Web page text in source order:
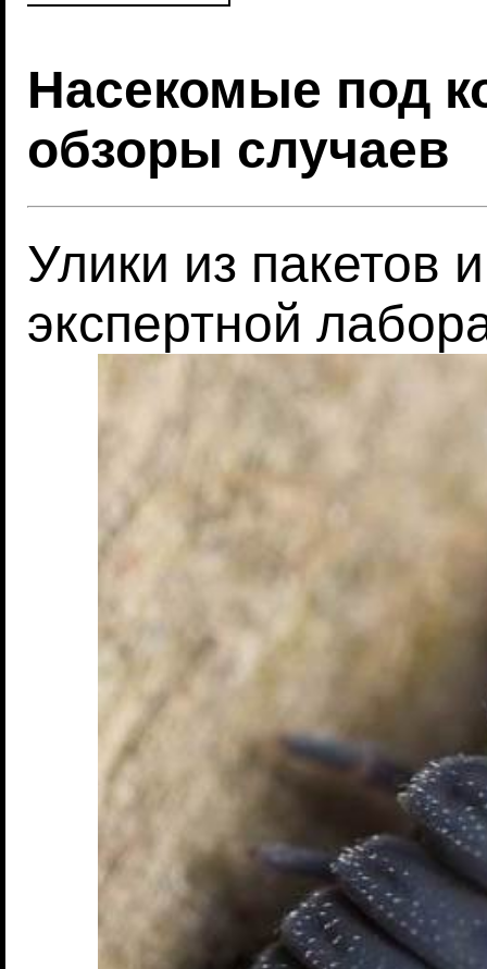
Насекомые под
обзоры случаев
Улики из пакетов
экспертной